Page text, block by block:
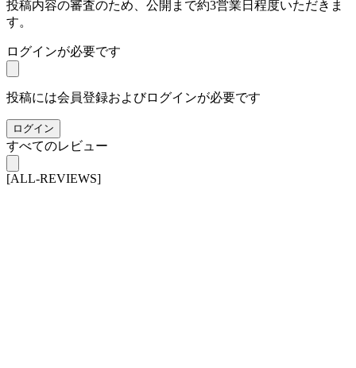
投稿内容の審査のため、公開まで約3営業日程度いただきま
す。
ログインが必要です
投稿には会員登録およびログインが必要です
ログイン
すべてのレビュー
[ALL-REVIEWS]